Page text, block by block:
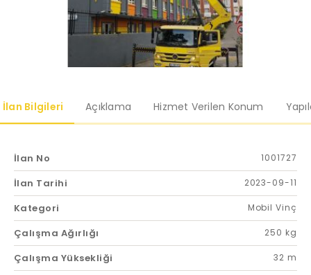
İlan Bilgileri Açıklama Hizmet Verilen Konum
İlan No 1001727
İlan Tarihi 2023-09-11
Kategori Mobil Vinç
Çalışma Ağırlığı 250 kg
Çalışma Yüksekliği 32 m